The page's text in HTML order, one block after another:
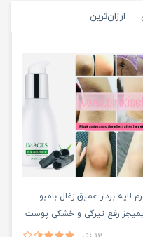
ارزان‌ترین
لایه بردار عمیق زغال بامبو
رفع تیرگی و خشکی پوست